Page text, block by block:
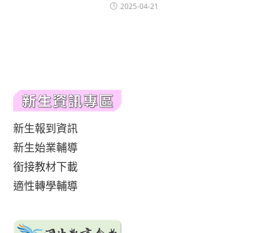
2025-04-21
新生報到資訊
新生始業輔導
銜接教材下載
適性轉學輔導